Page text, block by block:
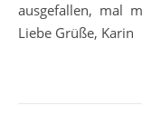
ausgefallen, mal
Liebe Grüße, Karin